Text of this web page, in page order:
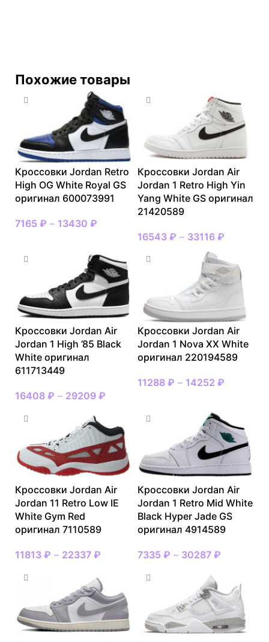
Похожие товары
Кроссовки Jordan Retro
High OG White Royal GS
оригинал 600073991
7165 ₽ – 13430 ₽
Кроссовки Jordan Air
Jordan 1 Retro High Yin
Yang White GS оригинал
21420589
16543 ₽ – 33116 ₽
Кроссовки Jordan Air
Jordan 1 High ’85 Black
White оригинал
611713449
16408 ₽ – 29209 ₽
Кроссовки Jordan Air
Jordan 1 Nova XX White
оригинал 220194589
11288 ₽ – 14252 ₽
Кроссовки Jordan Air
Jordan 11 Retro Low IE
White Gym Red
оригинал 7110589
11813 ₽ – 22337 ₽
Кроссовки Jordan Air
Jordan 1 Retro Mid White
Black Hyper Jade GS
оригинал 4914589
7335 ₽ – 30287 ₽